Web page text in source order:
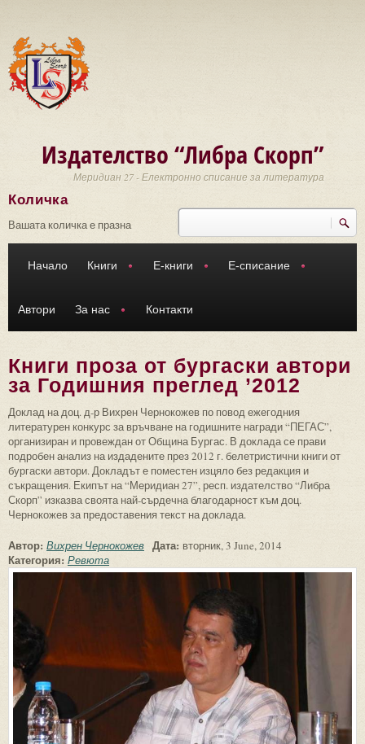
Издателство “Либра Скорп”
Меридиан 27 - Електронно списание за литература
Търси
Количка
Вашата количка е празна
Начало Книги Е-книги Е-списание
Автори За нас Контакти
Книги проза от бургаски автори
за Годишния преглед ’2012
Доклад на доц. д-р Вихрен Чернокожев по повод ежегодния
литературен конкурс за връчване на годишните награди “ПЕГАС”,
организиран и провеждан от Община Бургас. В доклада се прави
подробен анализ на издадените през 2012 г. белетристични книги от
бургаски автори. Докладът е поместен изцяло без редакция и
съкращения. Екипът на “Меридиан 27”, респ. издателство “Либра
Скорп” изказва своята най-сърдечна благодарност към доц.
Чернокожев за предоставения текст на доклада.
Автор: Вихрен Чернокожев Дата: вторник, 3 June, 2014
Категория: Ревюта